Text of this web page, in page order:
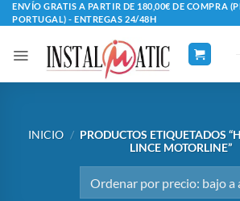
Saltar
al
contenido
ENVÍO GRATIS A PARTIR DE 180,00€ DE COMPRA
PORTUGAL) - ENTREGAS 24/48H
INICIO / PRODUCTOS ETIQUETADOS
LINCE MOTORLINE”